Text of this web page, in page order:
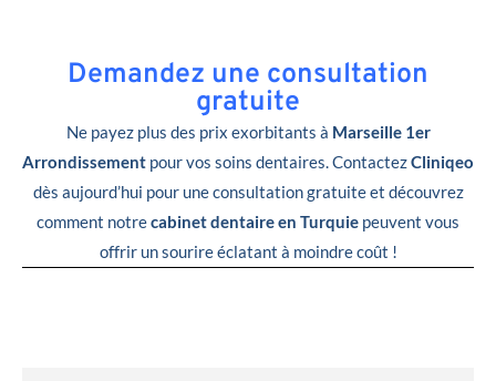
Demandez une consultation
gratuite
Ne payez plus des prix exorbitants à Marseille 1er
Arrondissement pour vos soins dentaires. ContactezCliniqeo
dès aujourd’hui pour une consultation gratuite et découvrez
comment notrecabinet dentaire en Turquie peuvent vous
offrir un sourire éclatant à moindre coût !